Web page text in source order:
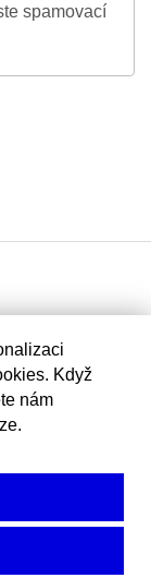
spamovací
Když
nám